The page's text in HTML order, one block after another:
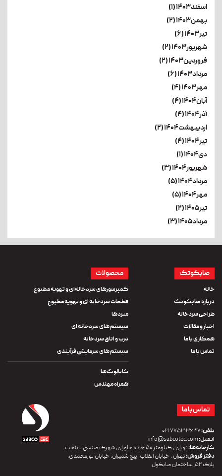
اسفند۱۴۰۳ (۱)
بهمن۱۴۰۳ (۲)
تیر۱۴۰۳ (۶)
شهریور۱۴۰۳ (۲)
فروردین۱۴۰۳ (۲)
مرداد۱۴۰۳ (۶)
مهر۱۴۰۳ (۴)
آبان۱۴۰۴ (۴)
آذر۱۴۰۴ (۴)
اردیبهشت۱۴۰۴ (۲)
تیر۱۴۰۴ (۴)
دی۱۴۰۴ (۱)
شهریور۱۴۰۴ (۳)
مرداد۱۴۰۴ (۵)
مهر۱۴۰۴ (۵)
تیر۱۴۰۵ (۲)
مرداد۱۴۰۵ (۳)
صابکوتک
خانه
درباره صابکوتک
طراحی سردخانه
اخبار و مقالات
همکاری با ما
تماس با ما
محصولات
کمپرسورهای سردخانه‌ای و تهویه مطبوع
قطعات سردخانه ای و تهویه مطبوع
مبردها
سیستم های سردخانه ای
درب و اتاق سردخانه
سیستم های سرمایشی فرآیندی
کاتالوگ‌ها
همراه مهندس
تماس با ما
تلفن:۳۶۳۷ ۷۷۵۳ ۰۲۱
ایمیل:info@sabcotec.com
کارخانه‌ها:تهران ، کیلومتر ۵۰ جاده خاوران، شهرک صنعتی پایتخت
دفتر فروش:تهران ، خیابان انقلاب، پیچ شمیران، خیابان نورمحمدی،
پلاک ۵۲، ساختمان صابکول